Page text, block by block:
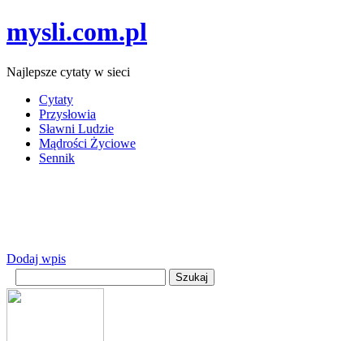
mysli.com.pl
Najlepsze cytaty w sieci
Cytaty
Przysłowia
Sławni Ludzie
Mądrości Życiowe
Sennik
Dodaj wpis